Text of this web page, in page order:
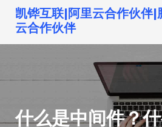
到
凯铧互联|阿里云合作伙伴|
云合作伙伴
什么是中间件？